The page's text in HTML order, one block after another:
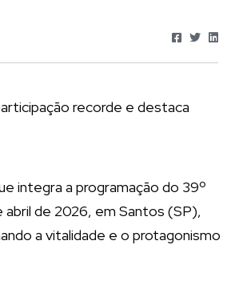
integra a programação do 39º
abril de 2026, em Santos (SP),
a vitalidade e o protagonismo